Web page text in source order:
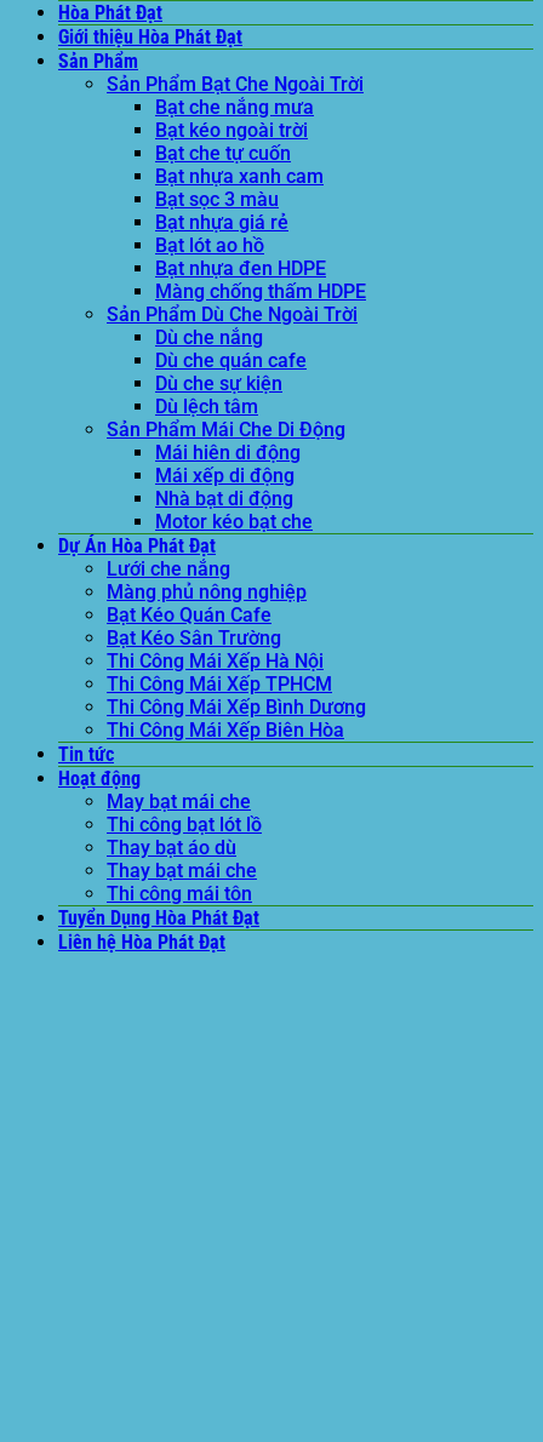
Hòa Phát Đạt
Giới thiệu Hòa Phát Đạt
Sản Phẩm
Sản Phẩm Bạt Che Ngoài Trời
Bạt che nắng mưa
Bạt kéo ngoài trời
Bạt che tự cuốn
Bạt nhựa xanh cam
Bạt sọc 3 màu
Bạt nhựa giá rẻ
Bạt lót ao hồ
Bạt nhựa đen HDPE
Màng chống thấm HDPE
Sản Phẩm Dù Che Ngoài Trời
Dù che nắng
Dù che quán cafe
Dù che sự kiện
Dù lệch tâm
Sản Phẩm Mái Che Di Động
Mái hiên di động
Mái xếp di động
Nhà bạt di động
Motor kéo bạt che
Dự Án Hòa Phát Đạt
Lưới che nắng
Màng phủ nông nghiệp
Bạt Kéo Quán Cafe
Bạt Kéo Sân Trường
Thi Công Mái Xếp Hà Nội
Thi Công Mái Xếp TPHCM
Thi Công Mái Xếp Bình Dương
Thi Công Mái Xếp Biên Hòa
Tin tức
Hoạt động
May bạt mái che
Thi công bạt lót lồ
Thay bạt áo dù
Thay bạt mái che
Thi công mái tôn
Tuyển Dụng Hòa Phát Đạt
Liên hệ Hòa Phát Đạt